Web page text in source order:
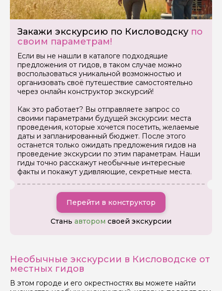
Закажи экскурсию по Кисловодску по
своим параметрам!
Если вы не нашли в каталоге подходящие
предложения от гидов, в таком случае можно
воспользоваться уникальной возможностью и
организовать своё путешествие самостоятельно
через онлайн конструктор экскурсий!
Как это работает? Вы отправляете запрос со
своими параметрами будущей экскурсии: места
проведения, которые хочется посетить, желаемые
даты и запланированный бюджет. После этого
останется только ожидать предложения гидов на
проведение экскурсии по этим параметрам. Наши
гиды точно расскажут необычные интересные
факты и покажут удивляющие, секретные места.
Перейти в конструктор
Стань автором своей экскурсии
Необычные экскурсии в Кисловодске от
местных гидов
В этом городе и его окрестностях вы можете найти